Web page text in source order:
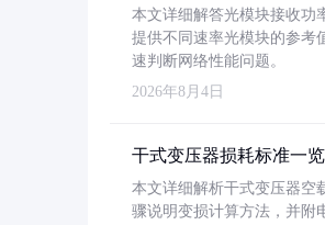
本文详细解答光模块接收功
提供不同速率光模块的参考
速判断网络性能问题。
2026年8月4日
干式变压器损耗标准一
本文详细解析干式变压器空
骤说明变损计算方法，并附